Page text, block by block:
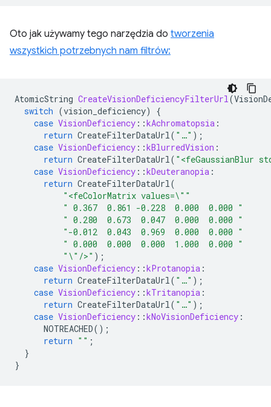
Oto jak używamy tego narzędzia do tworzenia
wszystkich potrzebnych nam filtrów:
AtomicString CreateVisionDeficiencyFilterUrl(
switch (vision_deficiency)
{
case VisionDeficiency ::kAchromatopsia :
return CreateFilterDataUrl( "…" );
case VisionDeficiency ::kBlurredVision :
return CreateFilterDataUrl( "<feGaussianBlur
case VisionDeficiency ::kDeuteranopia :
return CreateFilterDataUrl(
"<feColorMatrix values=\" "
" 0.367  0.861 -0.228  0.000  0.000 "
" 0.280  0.673  0.047  0.000  0.000 "
"-0.012  0.043  0.969  0.000  0.000 "
" 0.000  0.000  0.000  1.000  0.000 "
" \" />" );
case VisionDeficiency ::kProtanopia :
return CreateFilterDataUrl( "…" );
case VisionDeficiency ::kTritanopia :
return CreateFilterDataUrl( "…" );
case VisionDeficiency ::kNoVisionDeficiency :
NOTREACHED();
return "" ;
}
}